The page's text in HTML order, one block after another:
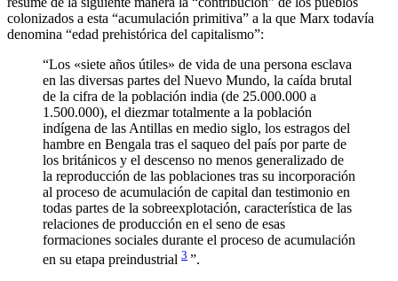
colonizados a esta “acumulación primitiva” a la que Marx todavía
denomina “edad prehistórica del capitalismo”:
“Los «siete años útiles» de vida de una persona esclava
en las diversas partes del Nuevo Mundo, la caída brutal
de la cifra de la población india (de 25.000.000 a
1.500.000), el diezmar totalmente a la población
indígena de las Antillas en medio siglo, los estragos del
hambre en Bengala tras el saqueo del país por parte de
los británicos y el descenso no menos generalizado de
la reproducción de las poblaciones tras su incorporación
al proceso de acumulación de capital dan testimonio en
todas partes de la sobreexplotación, característica de las
relaciones de producción en el seno de esas
formaciones sociales durante el proceso de acumulación
en su etapa preindustrial 3 ”.